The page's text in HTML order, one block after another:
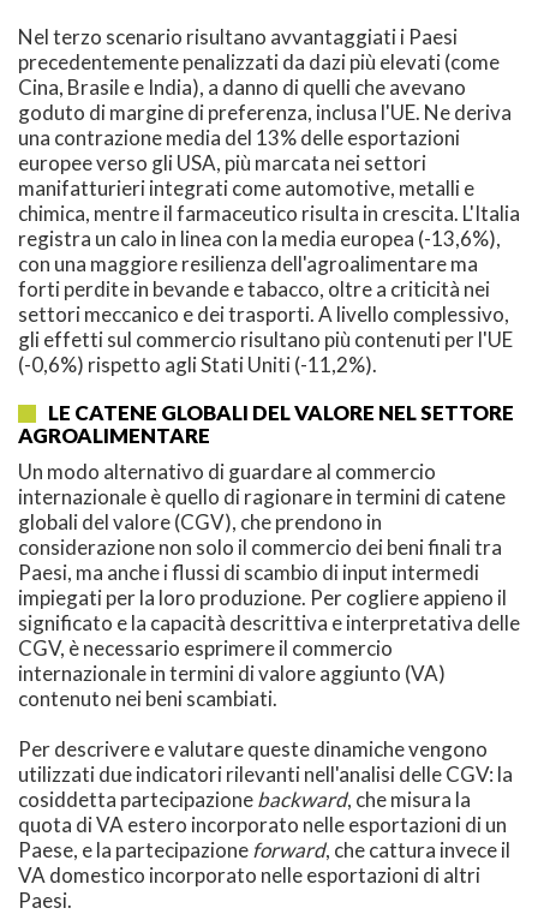
Nel terzo scenario risultano avvantaggiati i Paesi
precedentemente penalizzati da dazi più elevati (come
Cina, Brasile e India), a danno di quelli che avevano
goduto di margine di preferenza, inclusa l'UE. Ne deriva
una contrazione media del 13% delle esportazioni
europee verso gli USA, più marcata nei settori
manifatturieri integrati come automotive, metalli e
chimica, mentre il farmaceutico risulta in crescita. L'Italia
registra un calo in linea con la media europea (-13,6%),
con una maggiore resilienza dell'agroalimentare ma
forti perdite in bevande e tabacco, oltre a criticità nei
settori meccanico e dei trasporti. A livello complessivo,
gli effetti sul commercio risultano più contenuti per l'UE
(-0,6%) rispetto agli Stati Uniti (-11,2%).
LE CATENE GLOBALI DEL VALORE NEL SETTORE
AGROALIMENTARE
Un modo alternativo di guardare al commercio
internazionale è quello di ragionare in termini di catene
globali del valore (CGV), che prendono in
considerazione non solo il commercio dei beni finali tra
Paesi, ma anche i flussi di scambio di input intermedi
impiegati per la loro produzione. Per cogliere appieno il
significato e la capacità descrittiva e interpretativa delle
CGV, è necessario esprimere il commercio
internazionale in termini di valore aggiunto (VA)
contenuto nei beni scambiati.
Per descrivere e valutare queste dinamiche vengono
utilizzati due indicatori rilevanti nell'analisi delle CGV: la
cosiddetta partecipazionebackward, che misura la
quota di VA estero incorporato nelle esportazioni di un
Paese, e la partecipazione forward, che cattura invece il
VA domestico incorporato nelle esportazioni di altri
Paesi.